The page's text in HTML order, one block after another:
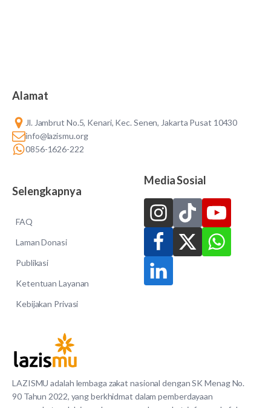
LAZISMU adalah lembaga zakat nasional dengan SK Menag No.
90 Tahun 2022, yang berkhidmat dalam pemberdayaan
Alamat
Jl. Jambrut No.5, Kenari, Kec. Senen, Jakarta Pusat 10430
info@lazismu.org
0856-1626-222
Selengkapnya
FAQ
Laman Donasi
Publikasi
Ketentuan Layanan
Kebijakan Privasi
Media Sosial